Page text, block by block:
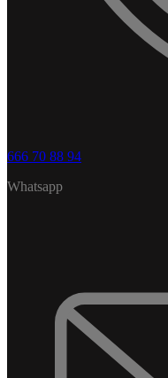
666 70 88 94
Whatsapp